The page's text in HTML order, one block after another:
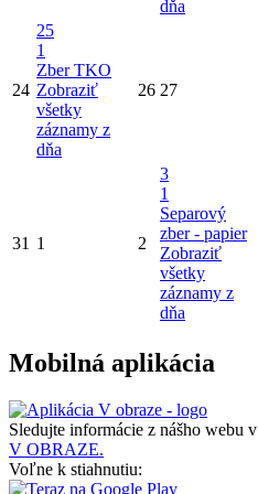
dňa
24
25
1
Zber TKO
Zobraziť
všetky
záznamy z
dňa
26 27
31 1 2
3
1
Separový
zber - papier
Zobraziť
všetky
záznamy z
dňa
Mobilná aplikácia
Sledujte informácie z nášho webu v
V OBRAZE.
Voľne k stiahnutiu: